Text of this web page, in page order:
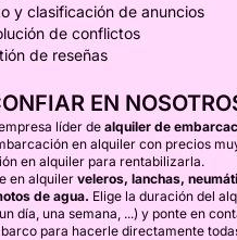
y clasificación de anuncios
de conflictos
de reseñas
EN
líder de alquiler de
en alquiler con precios
en alquiler para rentabilizarla.
en alquiler veleros, lanchas,
de agua. Elige la duración del
día, una semana, ...) y ponte en
para hacerle directamente